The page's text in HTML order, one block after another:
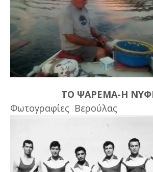
ΤΟ ΨΑΡΕΜΑ-Η
Φωτογραφίες Βερούλας